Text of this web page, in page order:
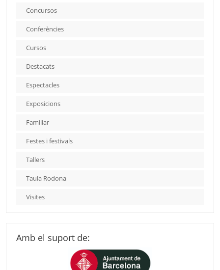
Concursos
Conferències
Cursos
Destacats
Espectacles
Exposicions
Familiar
Festes i festivals
Tallers
Taula Rodona
Visites
Amb el suport de: